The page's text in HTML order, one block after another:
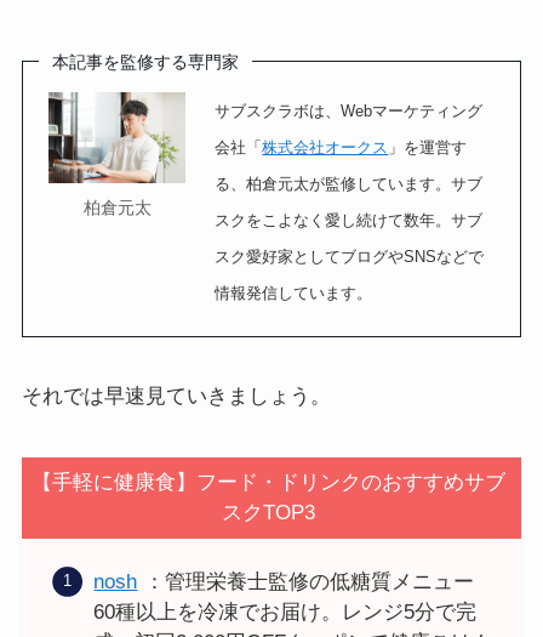
本記事を監修する専門家
柏倉元太
サブスクラボは、Webマーケティング
会社「株式会社オークス 」を運営す
る、柏倉元太が監修しています。サブ
スクをこよなく愛し続けて数年。サブ
スク愛好家としてブログやSNSなどで
情報発信しています。
それでは早速見ていきましょう。
【手軽に健康食】フード・ドリンクのおすすめサブ
スクTOP3
nosh
：管理栄養士監修の低糖質メニュー
60種以上を冷凍でお届け。レンジ5分で完